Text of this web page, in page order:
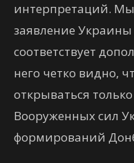
интерпретаций. Мы
заявление
соответствует
него четко видно,
открываться
Вооруженных сил
формирований